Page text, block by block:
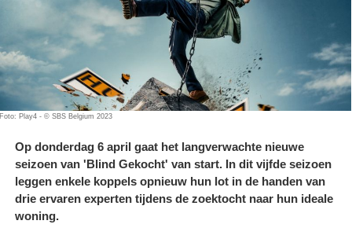
Foto: Play4 - © SBS Belgium 2023
Op donderdag 6 april gaat het langverwachte nieuwe
seizoen van 'Blind Gekocht' van start. In dit vijfde seizoen
leggen enkele koppels opnieuw hun lot in de handen van
drie ervaren experten tijdens de zoektocht naar hun ideale
woning.